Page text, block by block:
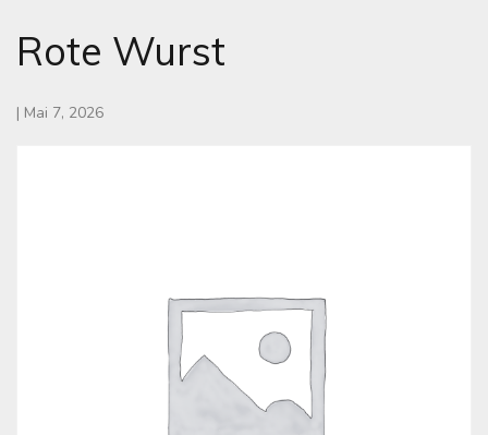
Rote Wurst
| Mai 7, 2026